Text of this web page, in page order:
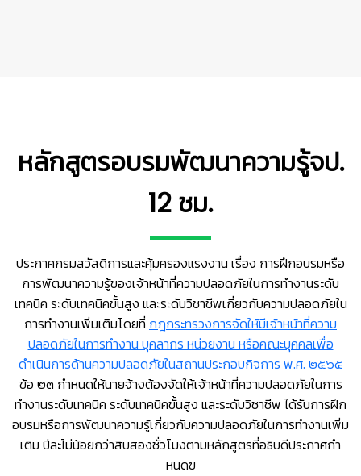
หลักสูตรอบรมพัฒนาความรู้จป.
12 ชม.
ประกาศกรมสวัสดิการและคุ้มครองแรงงาน เรื่อง การฝึกอบรมหรือ
การพัฒนาความรู้ของเจ้าหน้าที่ความปลอดภัยในการทำงานระดับ
เทคนิค ระดับเทคนิคขั้นสูง และระดับวิชาชีพเกี่ยวกับความปลอดภัยใน
การทำงานเพิ่มเติมโดยที่ กฎกระทรวงการจัดให้มีเจ้าหน้าที่ความ
ปลอดภัยในการทำงาน บุคลากร หน่วยงาน หรือคณะบุคคลเพื่อ
ดำเนินการด้านความปลอดภัยในสถานประกอบกิจการ พ.ศ. ๒๕๖๕
ข้อ ๒๓ กำหนดให้นายจ้างต้องจัดให้เจ้าหน้าที่ความปลอดภัยในการ
ทำงานระดับเทคนิค ระดับเทคนิคขั้นสูง และระดับวิชาชีพ ได้รับการฝึก
อบรมหรือการพัฒนาความรู้เกี่ยวกับความปลอดภัยในการทำงานเพิ่ม
เติม ปีละไม่น้อยกว่าสิบสองชั่วโมงตามหลักสูตรที่อธิบดีประกาศกำ
หนดฃ